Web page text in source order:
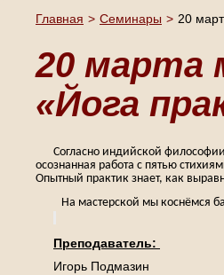
Главная > Семинары > 20
20 марта
«Йога
Согласно индийской
осознанная работа с пятью
Опытный практик знает, как
На мастерской мы коснёмся
Преподаватель:
Игорь Подмазин